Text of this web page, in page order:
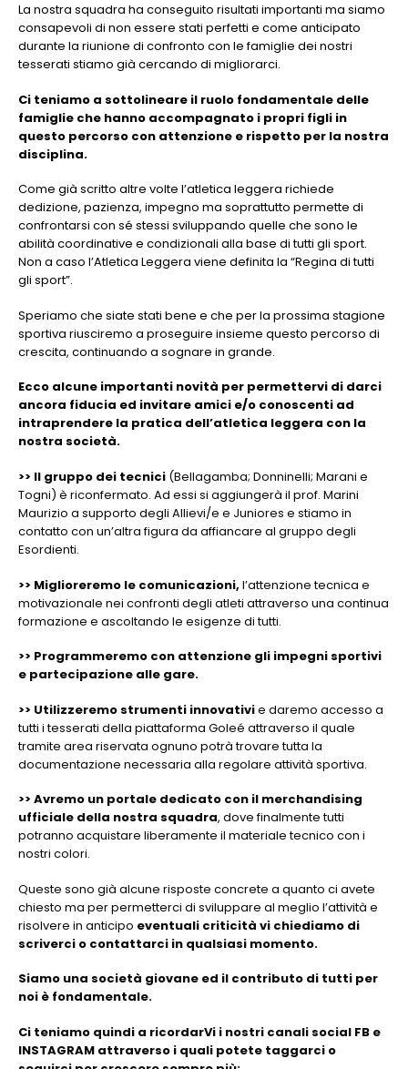
La nostra squadra ha conseguito risultati importanti ma siamo
consapevoli di non essere stati perfetti e come anticipato
durante la riunione di confronto con le famiglie dei nostri
tesserati stiamo già cercando di migliorarci.
Ci teniamo a sottolineare il ruolo fondamentale delle
famiglie che hanno accompagnato i propri figli in
questo percorso con attenzione e rispetto per la nostra
disciplina.
Come già scritto altre volte l’atletica leggera richiede
dedizione, pazienza, impegno ma soprattutto permette di
confrontarsi con sé stessi sviluppando quelle che sono le
abilità coordinative e condizionali alla base di tutti gli sport.
Non a caso l’Atletica Leggera viene definita la “Regina di tutti
gli sport”.
Speriamo che siate stati bene e che per la prossima stagione
sportiva riusciremo a proseguire insieme questo percorso di
crescita, continuando a sognare in grande.
Ecco alcune importanti novità per permettervi di darci
ancora fiducia ed invitare amici e/o conoscenti ad
intraprendere la pratica dell’atletica leggera con la
nostra società.
>> Il gruppo dei tecnici (Bellagamba; Donninelli; Marani e
Togni) è riconfermato. Ad essi si aggiungerà il prof. Marini
Maurizio a supporto degli Allievi/e e Juniores e stiamo in
contatto con un’altra figura da affiancare al gruppo degli
Esordienti.
>> Miglioreremo le comunicazioni, l’attenzione tecnica e
motivazionale nei confronti degli atleti attraverso una continua
formazione e ascoltando le esigenze di tutti.
>> Programmeremo con attenzione gli impegni sportivi
e partecipazione alle gare.
>> Utilizzeremo strumenti innovativie daremo accesso a
tutti i tesserati della piattaforma Goleé attraverso il quale
tramite area riservata ognuno potrà trovare tutta la
documentazione necessaria alla regolare attività sportiva.
>> Avremo un portale dedicato con il merchandising
ufficiale della nostra squadra, dove finalmente tutti
potranno acquistare liberamente il materiale tecnico con i
nostri colori.
Queste sono già alcune risposte concrete a quanto ci avete
chiesto ma per permetterci di sviluppare al meglio l’attività e
risolvere in anticipo eventuali criticità vi chiediamo di
scriverci o contattarci in qualsiasi momento.
Siamo una società giovane ed il contributo di tutti per
noi è fondamentale.
Ci teniamo quindi a ricordarVi i nostri canali social FB e
INSTAGRAM attraverso i quali potete taggarci o